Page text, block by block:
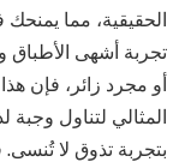
الحقيقية، مما
تجربة أشهى الأطباق
أو مجرد زائر، فإن
المثالي لتناول
بتجربة تذوق لا